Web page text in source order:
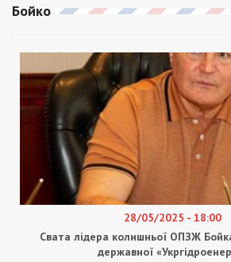
Бойко
28/05/2025 - 18:00
Свата лідера колишньої ОПЗЖ
державної